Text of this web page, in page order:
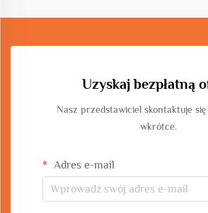
Uzyskaj bezpłatną
Nasz przedstawiciel skontaktuje
wkrótce.
Adres e-mail